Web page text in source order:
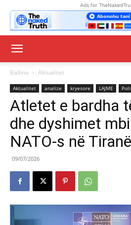
Ads for
Ballina Aktualitet
Aktualitet analize kryesore LAJME
Atletet e bardha
dhe dyshimet
NATO-s në Tiranë
09/07/2026